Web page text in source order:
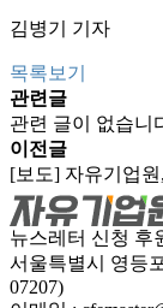
김병기 기자
목록보기
관련글
관련 글이 없습니
이전글
[보도] 자유기업
뉴스레터 신청 후
서울특별시 영등
07207)